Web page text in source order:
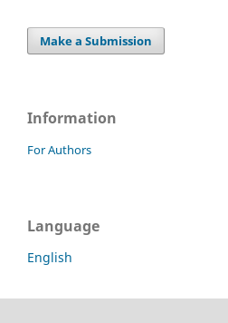
Make a Submission
Information
For Authors
Language
English